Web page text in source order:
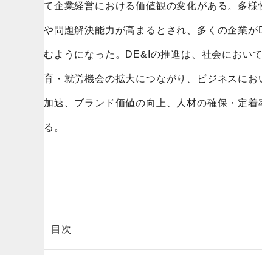
て企業経営における価値観の変化がある。多
や問題解決能力が高まるとされ、多くの企業
むようになった。DE&Iの推進は、社会におい
育・就労機会の拡大につながり、ビジネスに
加速、ブランド価値の向上、人材の確保・定
る。
目次